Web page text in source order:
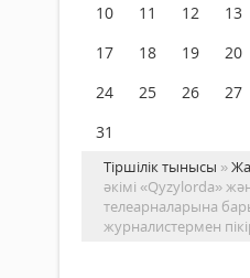
10
11 12 13
17
18 19 20
24
25 26 27
31
Тіршілік тынысы »
әкімі «Qyzylorda»
телеарналарына
журналистермен